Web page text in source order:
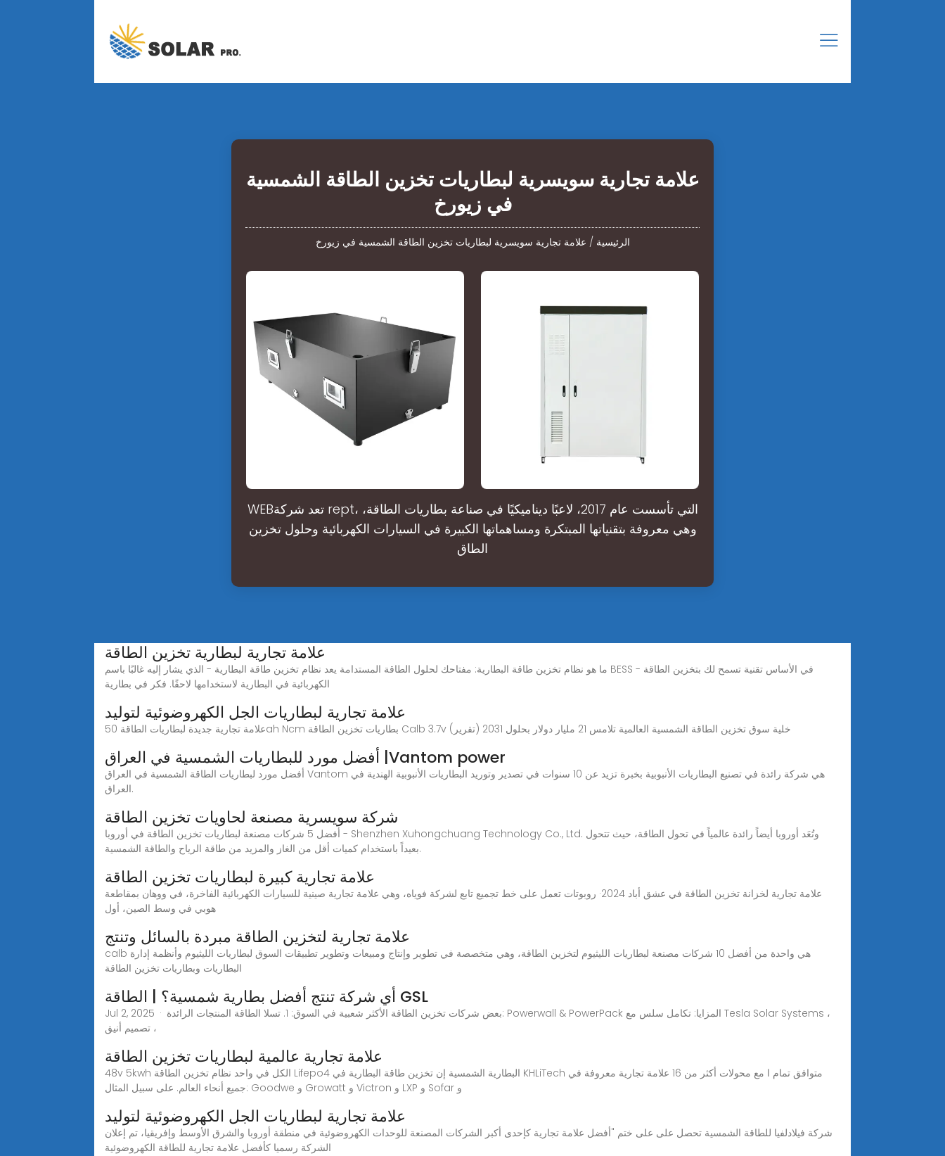
علامة تجارية سويسرية لبطاريات تخزين الطاقة الشمسية
في زيورخ
الرئيسية / علامة تجارية سويسرية لبطاريات تخزين الطاقة الشمسية في زيورخ
WEBتعد شركة rept، التي تأسست عام 2017، لاعبًا ديناميكيًا في صناعة بطاريات الطاقة،
وهي معروفة بتقنياتها المبتكرة ومساهماتها الكبيرة في السيارات الكهربائية وحلول تخزين
الطاق
علامة تجارية لبطارية تخزين الطاقة
ما هو نظام تخزين طاقة البطارية: مفتاحك لحلول الطاقة المستدامة يعد نظام تخزين طاقة البطارية - الذي يشار إليه غالبًا باسم BESS - في الأساس تقنية تسمح لك بتخزين الطاقة
الكهربائية في البطارية لاستخدامها لاحقًا. فكر في بطارية
علامة تجارية لبطاريات الجل الكهروضوئية لتوليد
علامة تجارية جديدة لبطاريات الطاقة 50ah Ncm بطاريات تخزين الطاقة Calb 3.7v خلية سوق تخزين الطاقة الشمسية العالمية تلامس 21 مليار دولار بحلول 2031 (تقرير)
أفضل مورد للبطاريات الشمسية في العراق |Vantom power
أفضل مورد لبطاريات الطاقة الشمسية في العراق Vantom هي شركة رائدة في تصنيع البطاريات الأنبوبية بخبرة تزيد عن 10 سنوات في تصدير وتوريد البطاريات الأنبوبية الهندية في
العراق.
شركة سويسرية مصنعة لحاويات تخزين الطاقة
أفضل 5 شركات مصنعة لبطاريات تخزين الطاقة في أوروبا - Shenzhen Xuhongchuang Technology Co., Ltd. وتُعَد أوروبا أيضاً رائدة عالمياً في تحول الطاقة، حيث تتحول
بعيداً باستخدام كميات أقل من الغاز والمزيد من طاقة الرياح والطاقة الشمسية.
علامة تجارية كبيرة لبطاريات تخزين الطاقة
علامة تجارية لخزانة تخزين الطاقة في عشق أباد 2024· روبوتات تعمل على خط تجميع تابع لشركة فوياه، وهي علامة تجارية صينية للسيارات الكهربائية الفاخرة، في ووهان بمقاطعة
هوبي في وسط الصين، أول
علامة تجارية لتخزين الطاقة مبردة بالسائل وتنتج
calb هي واحدة من أفضل 10 شركات مصنعة لبطاريات الليثيوم لتخزين الطاقة، وهي متخصصة في تطوير وإنتاج ومبيعات وتطوير تطبيقات السوق لبطاريات الليثيوم وأنظمة إدارة
البطاريات وبطاريات تخزين الطاقة
أي شركة تنتج أفضل بطارية شمسية؟ | الطاقة GSL
Jul 2, 2025 · بعض شركات تخزين الطاقة الأكثر شعبية في السوق: 1. تسلا الطاقة المنتجات الرائدة: Powerwall & PowerPack المزايا: تكامل سلس مع Tesla Solar Systems ،
تصميم أنيق ،
علامة تجارية عالمية لبطاريات تخزين الطاقة
48v 5kwh الكل في واحد نظام تخزين الطاقة Lifepo4 البطارية الشمسية إن تخزين طاقة البطارية في KHLiTech متوافق تمام ا مع محولات أكثر من 16 علامة تجارية معروفة في
جميع أنحاء العالم. على سبيل المثال: Goodwe و Growatt و Victron و LXP و Sofar و
علامة تجارية لبطاريات الجل الكهروضوئية لتوليد
شركة فيلادلفيا للطاقة الشمسية تحصل على على ختم "أفضل علامة تجارية كإحدى أكبر الشركات المصنعة للوحدات الكهروضوئية في منطقة أوروبا والشرق الأوسط وإفريقيا، تم إعلان
الشركة رسميا كأفضل علامة تجارية للطاقة الكهروضوئية